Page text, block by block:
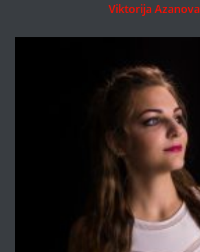
Viktorija Azanova